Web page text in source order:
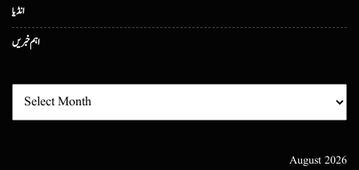
انڈیا
اہم خبریں
August 2026